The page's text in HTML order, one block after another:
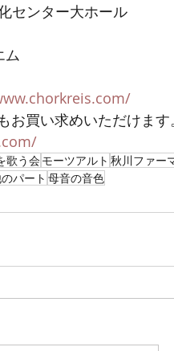
センター大ホール
ム
お買い求めいただけます。
歌う会モーツアルト 秋川ファー
パート 母音の音色